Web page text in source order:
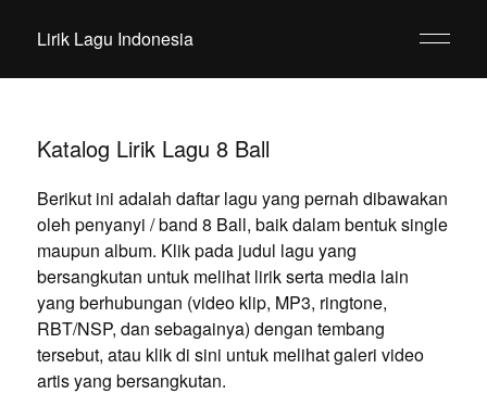
Lirik Lagu Indonesia
Katalog Lirik Lagu 8 Ball
Berikut ini adalah daftar lagu yang pernah dibawakan
oleh penyanyi / band 8 Ball, baik dalam bentuk single
maupun album. Klik pada judul lagu yang
bersangkutan untuk melihat lirik serta media lain
yang berhubungan (video klip, MP3, ringtone,
RBT/NSP, dan sebagainya) dengan tembang
tersebut, atau klik di sini untuk melihat galeri video
artis yang bersangkutan.